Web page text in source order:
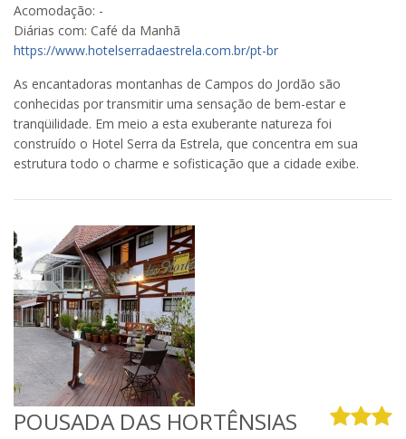
Acomodação: -
Diárias com: Café da Manhã
https://www.hotelserradaestrela.com.br/pt-br
As encantadoras montanhas de Campos do Jordão são
conhecidas por transmitir uma sensação de bem-estar e
tranqüilidade. Em meio a esta exuberante natureza foi
construído o Hotel Serra da Estrela, que concentra em sua
estrutura todo o charme e sofisticação que a cidade exibe.
POUSADA DAS HORTÊNSIAS